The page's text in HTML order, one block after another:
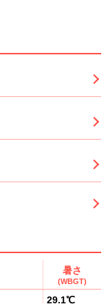
暑さ
(WBGT)
29.1℃